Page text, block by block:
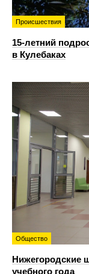
Происшествия
15-летний
в Кулебаках
Общество
Нижегородские
учебного года